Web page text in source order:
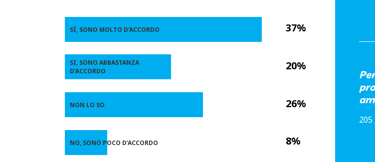
37%
20%
26%
8%
SÌ, SONO MOLTO D’ACCORDO
SI, SONO ABBASTANZA
D’ACCORDO
NON LO SO
NO, SONO POCO D’ACCORDO